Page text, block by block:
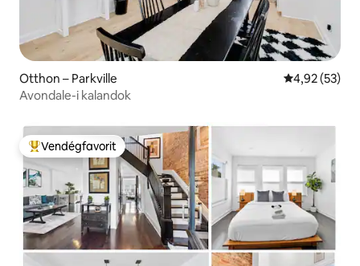
Otthon – Parkville Átlagos
4,92 (53)
Avondale-i kalandok
Kiemelt vendégfavorit
Vendégfavorit